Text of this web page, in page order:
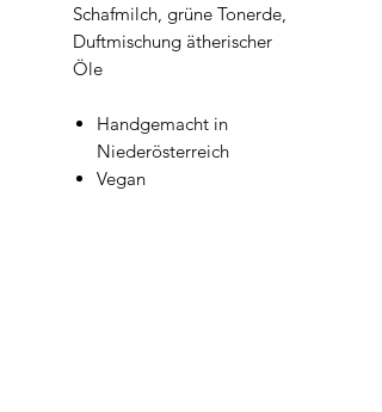
Schafmilch, grüne Tonerde,
Duftmischung ätherischer
Öle
Handgemacht in
Niederösterreich
Vegan